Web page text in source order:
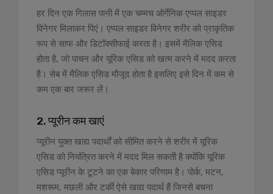
हर दिन एक गिलास पानी में एक चम्मच ऑर्गेनिक एप्पल साइडर
विनेगर मिलाकर पिएं। एप्पल साइडर विनेगर शरीर को प्राकृतिक
रूप से साफ और डिटॉक्सीफाई करता है। इसमें मैलिक एसिड
होता है, जो पाचन और यूरिक एसिड को खत्म करने में मदद करता
है। सेब में मैलिक एसिड मौजूद होता है इसलिए इसे दिन में कम से
कम एक बार जरूर लें।
2. प्यूरीन कम खाएं
प्यूरीन युक्त खाद्य पदार्थों को सीमित करने से शरीर में यूरिक
एसिड को नियंत्रित करने में मदद मिल सकती है क्योंकि यूरिक
एसिड प्यूरीन के टूटने का एक बेकार परिणाम है। पोर्क, मटन,
मशरूम, मछली और टर्की ऐसे खाद्य पदार्थ हैं जिनसे बचना